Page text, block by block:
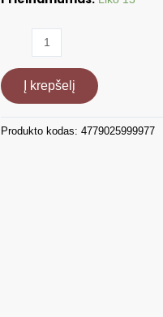
produkto
Pūkų
rinkiklis,
ZY886WLR
Į krepšelį
Produkto kodas:4779025999977